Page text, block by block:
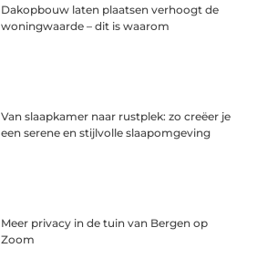
Dakopbouw laten plaatsen verhoogt de
woningwaarde – dit is waarom
Van slaapkamer naar rustplek: zo creëer je
een serene en stijlvolle slaapomgeving
Meer privacy in de tuin van Bergen op
Zoom